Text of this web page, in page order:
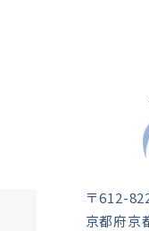
〒612-
京都府京